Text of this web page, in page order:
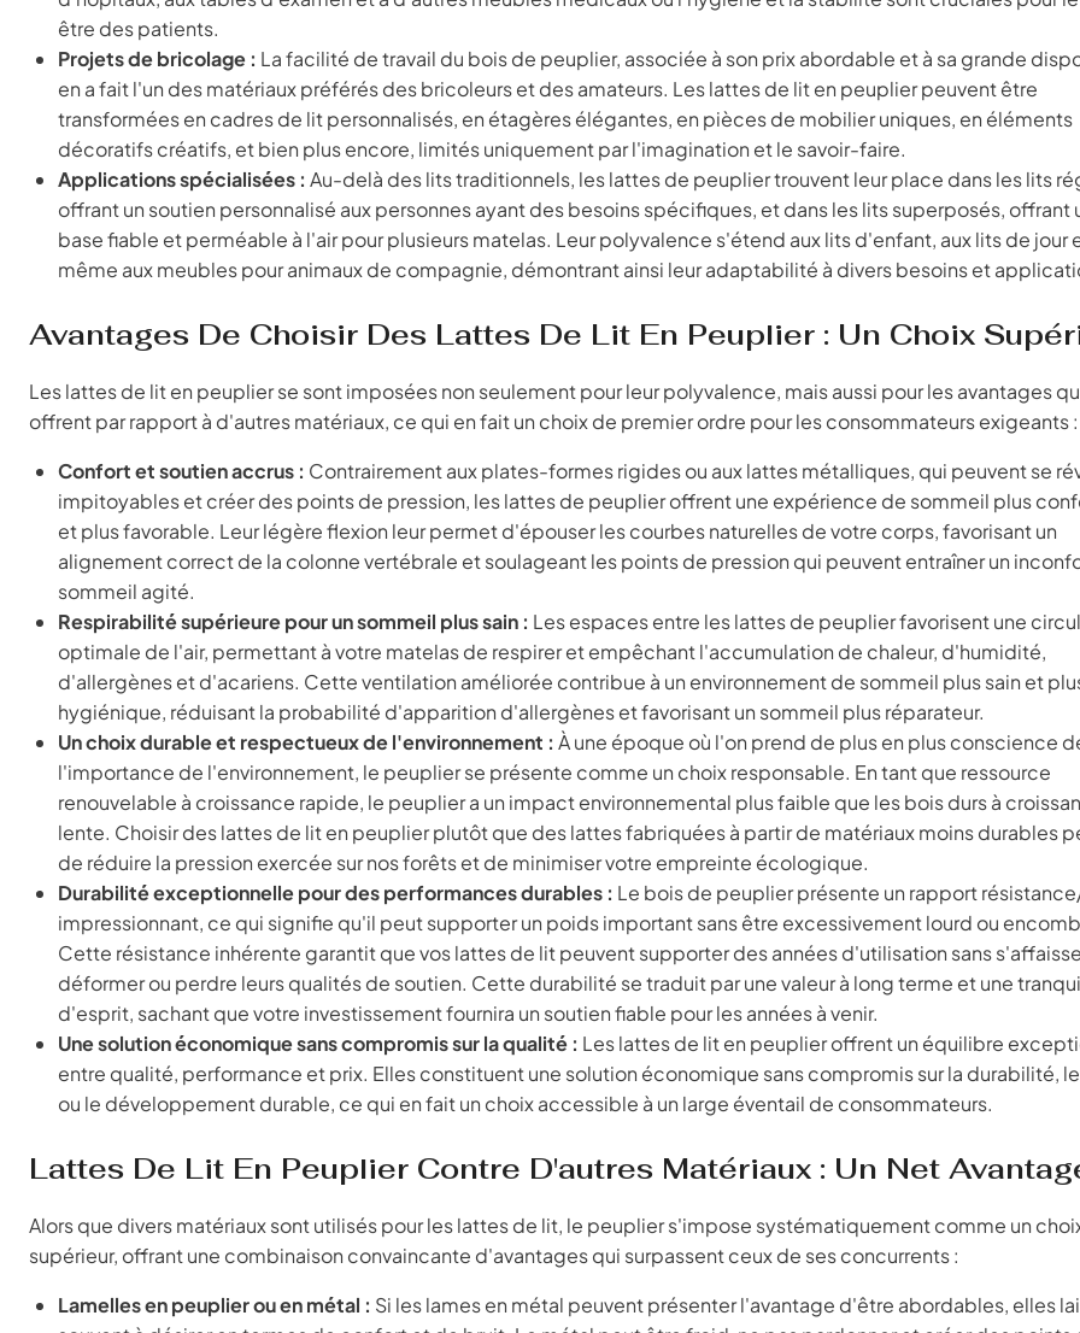
être des patients.
Projets de bricolage : La facilité de travail du bois de peuplier, associée à son prix abordable et à sa grande
en a fait l'un des matériaux préférés des bricoleurs et des amateurs. Les lattes de lit en peuplier peuvent être
transformées en cadres de lit personnalisés, en étagères élégantes, en pièces de mobilier uniques, en éléments
décoratifs créatifs, et bien plus encore, limités uniquement par l'imagination et le savoir-faire.
Applications spécialisées : Au-delà des lits traditionnels, les lattes de peuplier trouvent leur place dans les lits
offrant un soutien personnalisé aux personnes ayant des besoins spécifiques, et dans les lits superposés, offrant
base fiable et perméable à l'air pour plusieurs matelas. Leur polyvalence s'étend aux lits d'enfant, aux lits de jour
même aux meubles pour animaux de compagnie, démontrant ainsi leur adaptabilité à divers besoins et
Avantages De Choisir Des Lattes De Lit En Peuplier : Un Choix
Les lattes de lit en peuplier se sont imposées non seulement pour leur polyvalence, mais aussi pour les avantages
offrent par rapport à d'autres matériaux, ce qui en fait un choix de premier ordre pour les consommateurs exigeants :
Confort et soutien accrus : Contrairement aux plates-formes rigides ou aux lattes métalliques, qui peuvent se
impitoyables et créer des points de pression, les lattes de peuplier offrent une expérience de sommeil plus
et plus favorable. Leur légère flexion leur permet d'épouser les courbes naturelles de votre corps, favorisant un
alignement correct de la colonne vertébrale et soulageant les points de pression qui peuvent entraîner un
sommeil agité.
Respirabilité supérieure pour un sommeil plus sain : Les espaces entre les lattes de peuplier favorisent une
optimale de l'air, permettant à votre matelas de respirer et empêchant l'accumulation de chaleur, d'humidité,
d'allergènes et d'acariens. Cette ventilation améliorée contribue à un environnement de sommeil plus sain et
hygiénique, réduisant la probabilité d'apparition d'allergènes et favorisant un sommeil plus réparateur.
Un choix durable et respectueux de l'environnement : À une époque où l'on prend de plus en plus conscience
l'importance de l'environnement, le peuplier se présente comme un choix responsable. En tant que ressource
renouvelable à croissance rapide, le peuplier a un impact environnemental plus faible que les bois durs à
lente. Choisir des lattes de lit en peuplier plutôt que des lattes fabriquées à partir de matériaux moins durables
de réduire la pression exercée sur nos forêts et de minimiser votre empreinte écologique.
Durabilité exceptionnelle pour des performances durables : Le bois de peuplier présente un rapport
impressionnant, ce qui signifie qu'il peut supporter un poids important sans être excessivement lourd ou
Cette résistance inhérente garantit que vos lattes de lit peuvent supporter des années d'utilisation sans
déformer ou perdre leurs qualités de soutien. Cette durabilité se traduit par une valeur à long terme et une
d'esprit, sachant que votre investissement fournira un soutien fiable pour les années à venir.
Une solution économique sans compromis sur la qualité : Les lattes de lit en peuplier offrent un équilibre
entre qualité, performance et prix. Elles constituent une solution économique sans compromis sur la durabilité,
ou le développement durable, ce qui en fait un choix accessible à un large éventail de consommateurs.
Lattes De Lit En Peuplier Contre D'autres Matériaux : Un Net
Alors que divers matériaux sont utilisés pour les lattes de lit, le peuplier s'impose systématiquement comme un
supérieur, offrant une combinaison convaincante d'avantages qui surpassent ceux de ses concurrents :
Lamelles en peuplier ou en métal : Si les lames en métal peuvent présenter l'avantage d'être abordables, elles